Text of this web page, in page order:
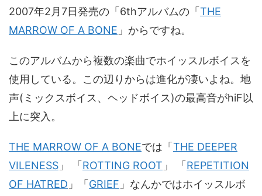
2007年2月7日発売の「6thアルバムの「 THE
MARROW OF A BONE 」からですね。
このアルバムから複数の楽曲でホイッスルボイスを
使用している。この辺りからは進化が凄いよね。地
声(ミックスボイス、ヘッドボイス)の最高音がhiF以
上に突入。
THE MARROW OF A BONEでは「 THE DEEPER
VILENESS 」 「 ROTTING ROOT 」 「 REPETITION
OF HATRED 」「 GRIEF 」なんかではホイッスルボ